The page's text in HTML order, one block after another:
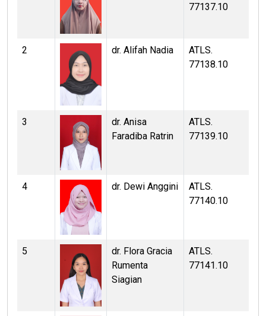
77137.10
2 dr. Alifah Nadia
ATLS.
77138.10
3
dr. Anisa
Faradiba Ratrin
ATLS.
77139.10
4 dr. Dewi Anggini
ATLS.
77140.10
5
dr. Flora Gracia
Rumenta
Siagian
ATLS.
77141.10